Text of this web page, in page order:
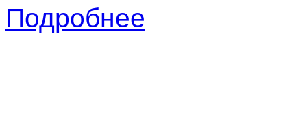
Подробнее